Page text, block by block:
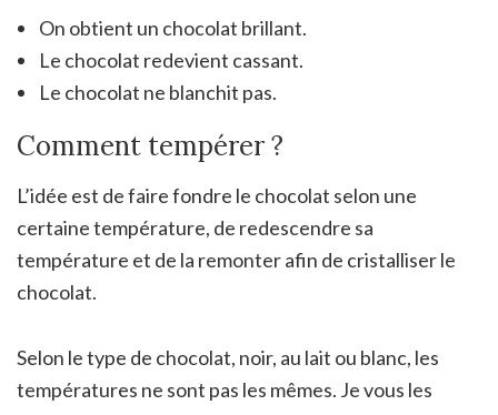
On obtient un chocolat brillant.
Le chocolat redevient cassant.
Le chocolat ne blanchit pas.
Comment tempérer ?
L’idée est de faire fondre le chocolat selon une
certaine température, de redescendre sa
température et de la remonter afin de cristalliser le
chocolat.
Selon le type de chocolat, noir, au lait ou blanc, les
températures ne sont pas les mêmes. Je vous les